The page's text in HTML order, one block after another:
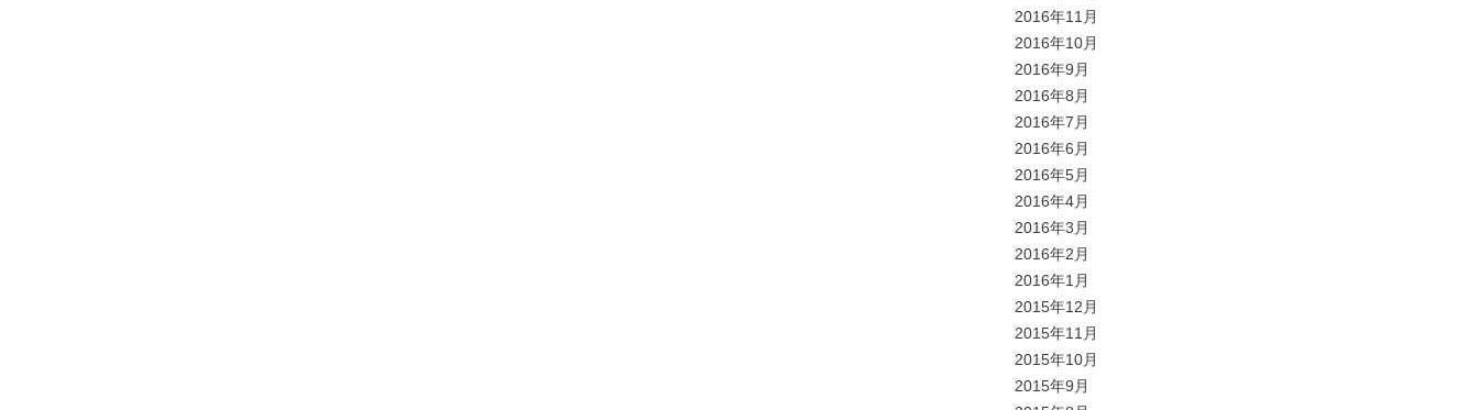
2016年11月
2016年10月
2016年9月
2016年8月
2016年7月
2016年6月
2016年5月
2016年4月
2016年3月
2016年2月
2016年1月
2015年12月
2015年11月
2015年10月
2015年9月